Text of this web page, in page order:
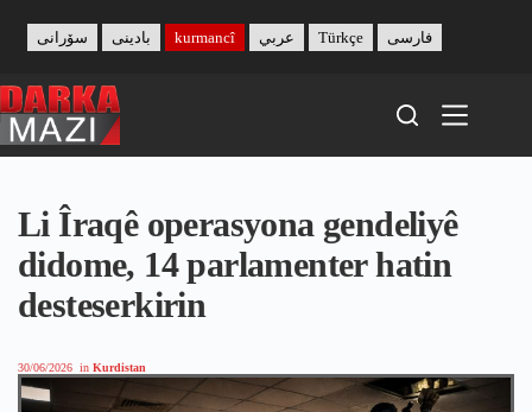
content
بادینی سۆرانی kurmancî عربي Türkçe فارسی
Li Îraqê operasyona gendeliyê
didome, 14 parlamenter hatin
desteserkirin
30/06/2026 in Kurdistan